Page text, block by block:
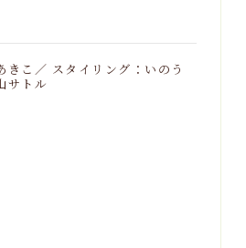
きこ／ スタイリング：いのう
サトル